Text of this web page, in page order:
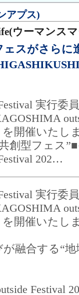
アプス)
ウーマンス
ェスがさらに
実行委
開催いたし
創型フェス
202…
実行委
を開催いたし
融合する“
Festival